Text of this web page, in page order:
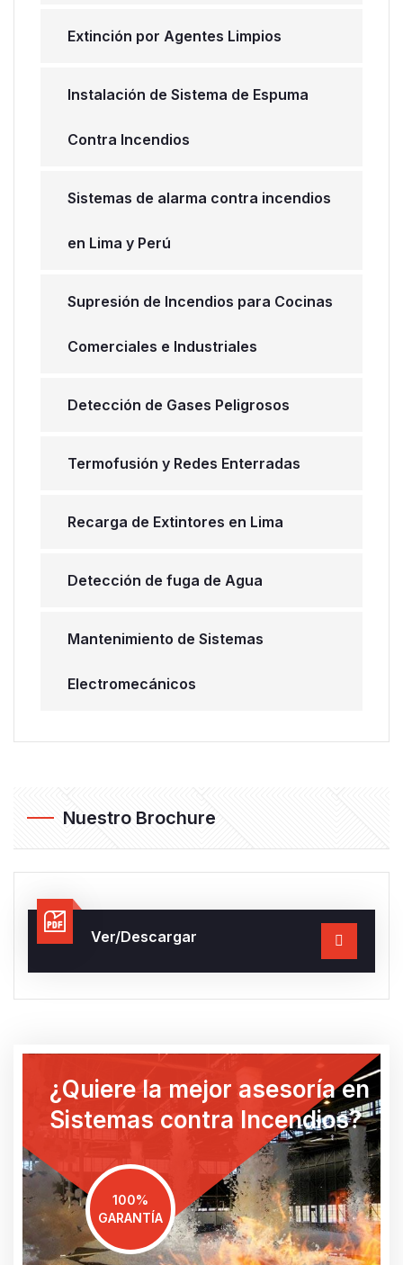
Extinción por Agentes Limpios
Instalación de Sistema de Espuma
Contra Incendios
Sistemas de alarma contra incendios
en Lima y Perú
Supresión de Incendios para Cocinas
Comerciales e Industriales
Detección de Gases Peligrosos
Termofusión y Redes Enterradas
Recarga de Extintores en Lima
Detección de fuga de Agua
Mantenimiento de Sistemas
Electromecánicos
Nuestro Brochure
Ver/Descargar
¿Quiere la mejor asesoría en
Sistemas contra Incendios?
100%
GARANTÍA